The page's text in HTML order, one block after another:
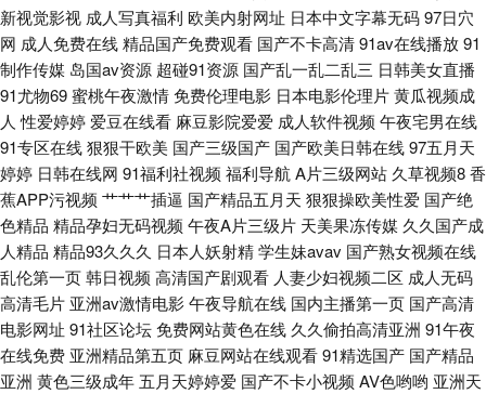
品视频 蜜桃AV亚洲精品一区二区 午夜福利在线不卡 av男人天堂网 九九在线
精品国产 五月天开心婷婷深深爱 迅雷电影 成人91污污 蜜桃AV天堂 午夜免
费福利影院 高清日本 欧州第一区黄 曰韓成人午夜影院 国产精品欧美一区喷
水 欧美性爱喷潮视频播放 亚洲色国产欧美日韩 大香蕉伊人AV 免费高清网站
午夜福利一 99热最新在线丝袜 简约导航 芒果视频在线观看电影 午夜福利三
区免费 av影音先锋影院男人站 精品一区二区三区四区 少女たち版 91热爆视
频 国产中文字幕永久 日日夜夜国产精品 51大神 国产图片小 日本成本人片无
新视觉影视 成人写真福利 欧美内射网址 日本中文字幕无码97日穴
网 成人免费在线精品国产免费观看 国产不卡高清91av在线播放91
制作传媒 岛国av资源 超碰91资源 国产乱一乱二乱三 日韩美女直播
91尤物69蜜桃午夜激情免费伦理电影 日本电影伦理片黄瓜视频成
人 性爱婷婷 爱豆在线看 麻豆影院爱爱 成人软件视频 午夜宅男在线
91专区在线狠狠干欧美 国产三级国产 国产欧美日韩在线97五月天
婷婷 日韩在线网 91福利社视频 福利导航 A片三级网站 久草视频8香
蕉APP污视频 艹艹艹插逼 国产精品五月天 狠狠操欧美性爱 国产绝
色精品 精品孕妇无码视频 午夜A片三级片 天美果冻传媒 久久国产成
人精品 精品93久久久 日本人妖射精学生妹avav 国产熟女视频在线
乱伦第一页韩日视频 高清国产剧观看 人妻少妇视频二区 成人无码
高清毛片 亚洲av激情电影午夜导航在线 国内主播第一页 国产高清
电影网址 91社区论坛免费网站黄色在线 久久偷拍高清亚洲 91午夜
在线免费 亚洲精品第五页 麻豆网站在线观看91精选国产 国产精品
亚洲 黄色三级成年 五月天婷婷爱 国产不卡小视频 AV色哟哟 亚洲天